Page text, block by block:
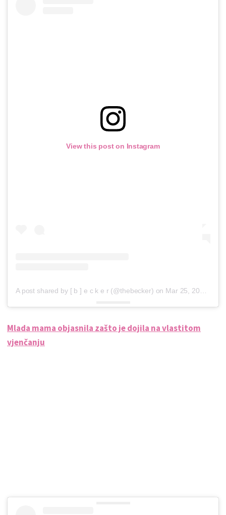
View this post on Instagram
A post shared by [ b ] e c k e r (@thebecker) on Mar 25, 2016 at 11:46am PDT
Mlada mama objasnila zašto je dojila na vlastitom
vjenčanju